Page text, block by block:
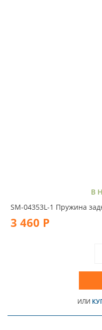
В
SM-04353L-1 Пружина
3 460 Р
ИЛИ